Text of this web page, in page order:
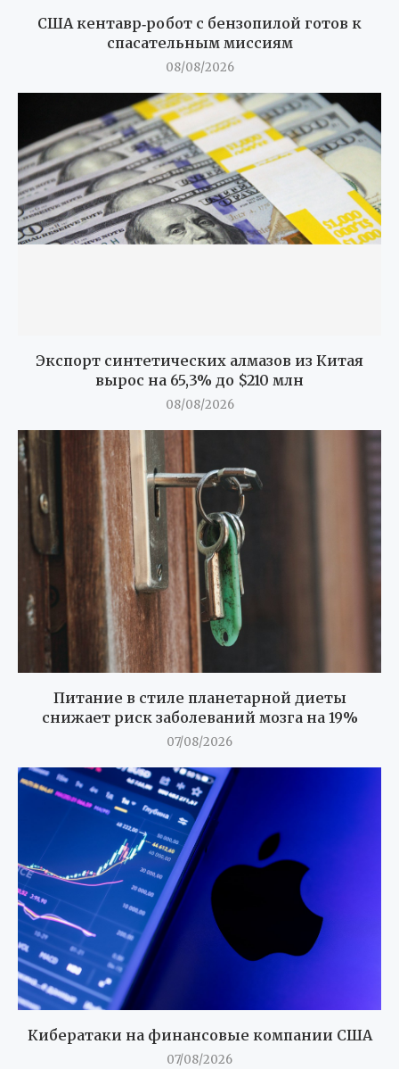
США кентавр‑робот с бензопилой готов к
спасательным миссиям
08/08/2026
Экспорт синтетических алмазов из Китая
вырос на 65,3% до $210 млн
08/08/2026
Питание в стиле планетарной диеты
снижает риск заболеваний мозга на 19%
07/08/2026
Кибератаки на финансовые компании США
07/08/2026